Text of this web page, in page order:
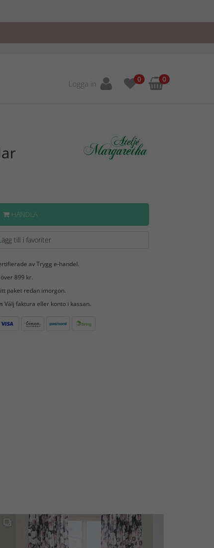
Logga in 0 0
HANDLA
till i favoriter
av Trygg e-handel.
899 kr.
paket redan imorgon.
Välj faktura eller konto i kassan.